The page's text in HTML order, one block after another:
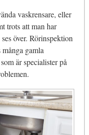
vaskrensare, eller
trots att man har
över. Rörinspektion
gamla
är specialister på